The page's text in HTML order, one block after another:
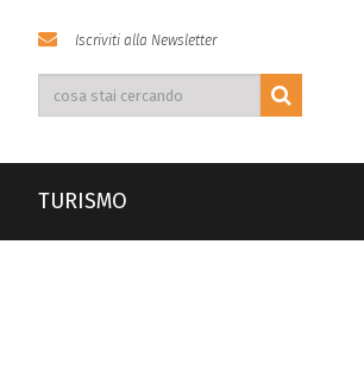
Iscriviti alla Newsletter
TURISMO